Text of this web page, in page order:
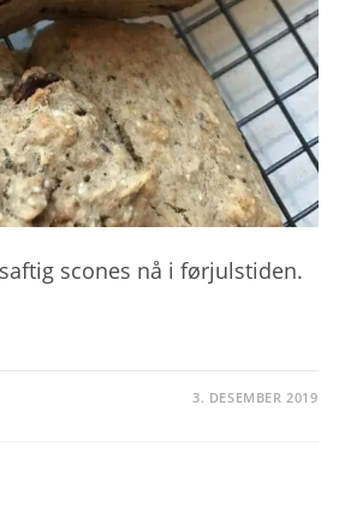
scones nå i førjulstiden.
3. DESEMBER 2019